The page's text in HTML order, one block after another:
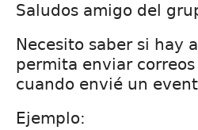
Saludos amigo del
Necesito saber si hay
permita enviar
cuando envié un
Ejemplo: